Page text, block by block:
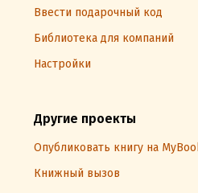
Ввести подарочный код
Библиотека для компаний
Настройки
Другие проекты
Опубликовать книгу на
Книжный вызов